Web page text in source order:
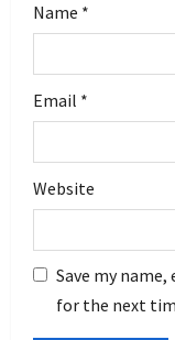
Name *
Email *
Website
Save my
for the next